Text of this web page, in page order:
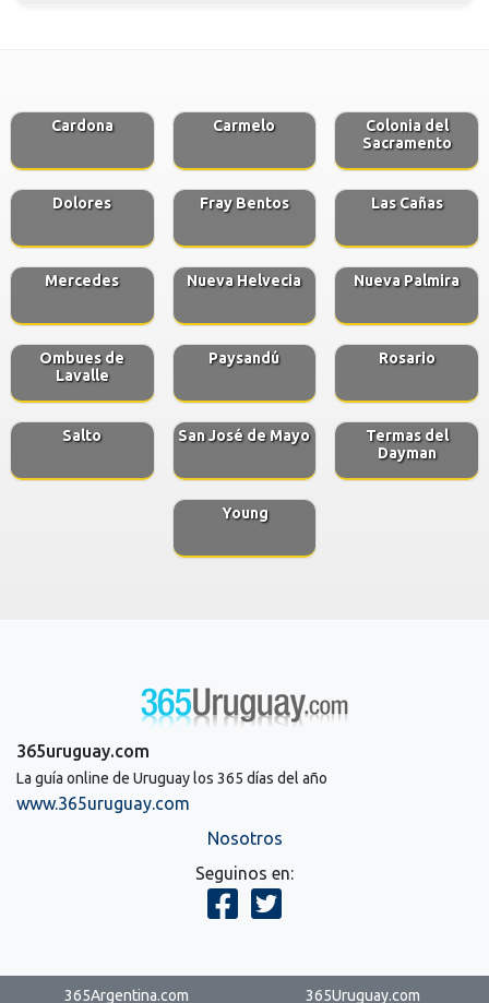
Cardona Carmelo
Colonia del
Sacramento
Dolores Fray Bentos Las Cañas
Mercedes Nueva Helvecia Nueva Palmira
Ombues de
Lavalle
Paysandú Rosario
Salto San José de Mayo
Termas del
Dayman
Young
365uruguay.com
La guía online de Uruguay los 365 días del año
www.365uruguay.com
Nosotros
Seguinos en:
365Argentina.com 365Uruguay.com